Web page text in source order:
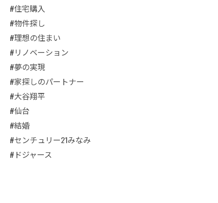
#住宅購入
#物件探し
#理想の住まい
#リノベーション
#夢の実現
#家探しのパートナー
#大谷翔平
#仙台
#結婚
#センチュリー21みなみ
#ドジャース